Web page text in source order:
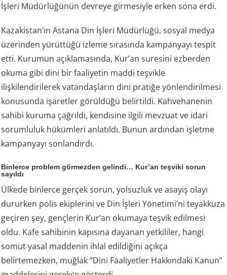
İşleri Müdürlüğünün devreye girmesiyle erken sona erdi.
Kazakistan’ın Astana Din İşleri Müdürlüğü, sosyal medya
üzerinden yürüttüğü izleme sırasında kampanyayı tespit
etti. Kurumun açıklamasında, Kur’an suresini ezberden
okuma gibi dini bir faaliyetin maddi teşvikle
ilişkilendirilerek vatandaşların dini pratiğe yönlendirilmesi
konusunda işaretler görüldüğü belirtildi. Kahvehanenin
sahibi kuruma çağrıldı, kendisine ilgili mevzuat ve idari
sorumluluk hükümleri anlatıldı. Bunun ardından işletme
kampanyayı sonlandırdı.
Binlerce problem görmezden gelindi… Kur’an teşviki sorun
sayıldı
Ülkede binlerce gerçek sorun, yolsuzluk ve asayiş olayı
dururken polis ekiplerini ve Din İşleri Yönetimi’ni teyakkuza
geçiren şey, gençlerin Kur’an okumaya teşvik edilmesi
oldu. Kafe sahibinin kapısına dayanan yetkililer, hangi
somut yasal maddenin ihlal edildiğini açıkça
belirtemezken, muğlak “Dini Faaliyetler Hakkındaki Kanun”